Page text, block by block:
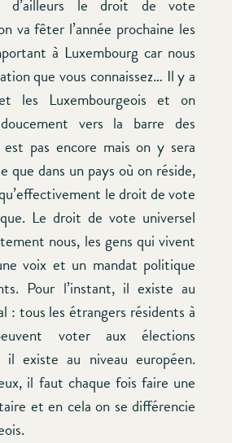
d’ailleurs le droit de vote
va fêter l’année prochaine les
à Luxembourg car nous
que vous connaissez… Il y a
les Luxembourgeois et on
vers la barre des
pas encore mais on y sera
que dans un pays où on réside,
le droit de vote
Le droit de vote universel
nous, les gens qui vivent
voix et un mandat politique
Pour l’instant, il existe au
: tous les étrangers résidents à
voter aux élections
il existe au niveau européen.
il faut chaque fois faire une
et en cela on se différencie